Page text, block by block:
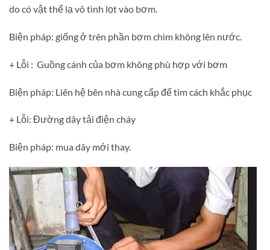
do có vật thể lạ vô tình lọt vào bơm.
Biện pháp: giống ở trên phần bơm chìm không lên nước.
+ Lỗi : Guồng cánh của bơm không phù hợp với bơm
Biện pháp: Liên hệ bên nhà cung cấp để tìm cách khắc phục
+ Lỗi: Đường dây tải điện cháy
Biện pháp: mua dây mới thay.